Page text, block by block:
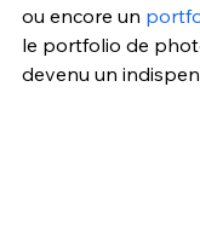
ou encore un
le portfolio de
devenu un